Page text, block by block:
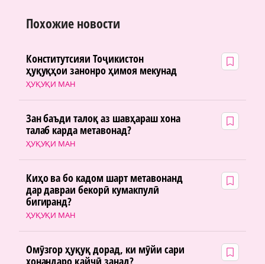
Похожие новости
ҲУҚУҚИ МАН
Конститутсияи Тоҷикистон
ҳуқуқҳои занонро ҳимоя мекунад
ҲУҚУҚИ МАН
Зан баъди талоқ аз шавҳараш хона
талаб карда метавонад?
ҲУҚУҚИ МАН
Киҳо ва бо кадом шарт метавонанд
дар давраи бекорӣ кумакпулӣ
бигиранд?
Омӯзгор ҳуқуқ дорад, ки мӯйи сари
хонандаро қайчӣ занад?